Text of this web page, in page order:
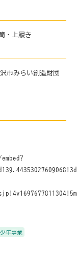
・上履き
市みらい創造財団
年事業